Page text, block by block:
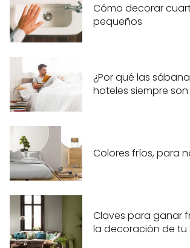
Cómo decorar
pequeños
¿Por qué las
hoteles siempre
Colores fríos, para
Claves para ganar
la decoración de tu